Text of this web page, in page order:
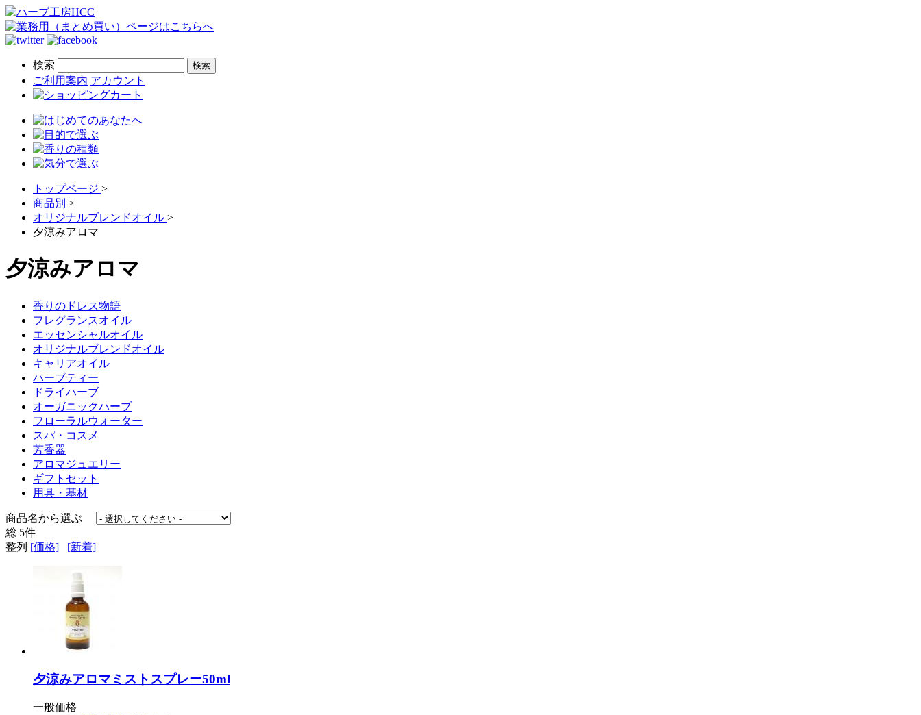
検索
ご利用案内 アカウント
トップページ >
商品別 >
オリジナルブレンドオイル >
夕涼みアロマ
夕涼みアロマ
香りのドレス物語
フレグランスオイル
エッセンシャルオイル
オリジナルブレンドオイル
キャリアオイル
ハーブティー
ドライハーブ
オーガニックハーブ
フローラルウォーター
スパ・コスメ
芳香器
アロマジュエリー
ギフトセット
用具・基材
商品名から選ぶ
総 5件
整列 [価格] [新着]
夕涼みアロマミストスプレー50ml
一般価格